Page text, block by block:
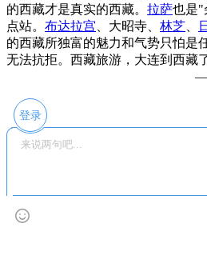
的西藏才是真实的西藏。 拉萨也是"
点站。 布达拉宫 、大昭寺、 林芝
的西藏所独富的魅力和气势只怕是
无法抗拒。西藏旅游，大连到西藏了
登录